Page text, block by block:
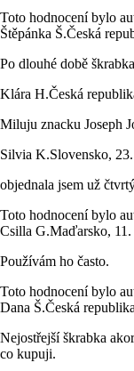
Toto hodnocení bylo
Štěpánka Š.Česká
Po dlouhé době
Klára H.Česká
Miluju znacku Joseph
Silvia K.Slovensko,
objednala jsem už
Toto hodnocení bylo
Csilla G.Maďarsko,
Používám ho často.
Toto hodnocení bylo
Dana Š.Česká
Nejostřejší škrabka
co kupuji.